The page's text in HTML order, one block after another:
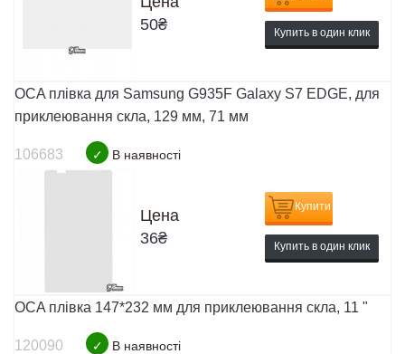
50₴ Купить в один клик
OCA плівка для Samsung G935F Galaxy S7 EDGE, для
приклеювання скла, 129 мм, 71 мм
106683 ✓ В наявності
Цена
36₴
Купити
Купить в один клик
OCA плівка 147*232 мм для приклеювання скла, 11 "
120090 ✓ В наявності